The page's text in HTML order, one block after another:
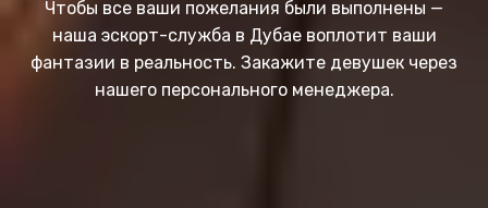
Чтобы все ваши пожелания были выполнены —
наша эскорт-служба в Дубае воплотит ваши
фантазии в реальность. Закажите девушек через
нашего персонального менеджера.